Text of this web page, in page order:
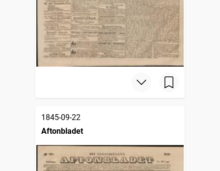
1845-09-22
Aftonbladet